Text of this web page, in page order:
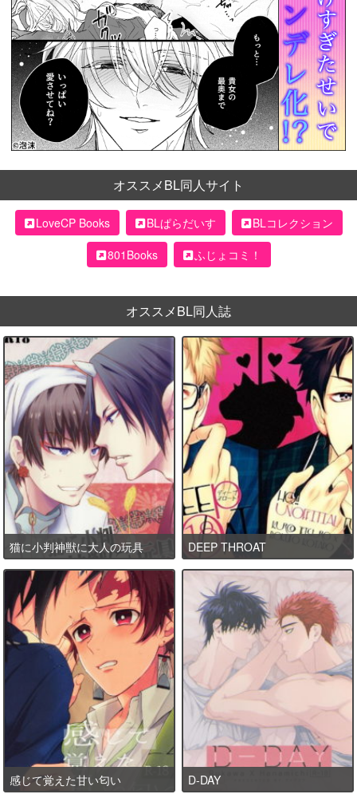
オススメBL同人サイト
LoveCP Books BLぱらだいす
BLコレクション
801Books
ふじょコミ！
オススメBL同人誌
猫に小判神獣に大人の玩具 DEEP THROAT
感じて覚えた甘い匂い D-DAY